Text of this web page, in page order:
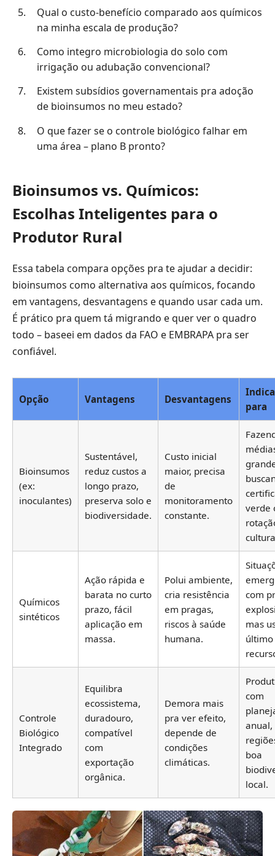
Qual o custo-benefício comparado aos químicos
na minha escala de produção?
Como integro microbiologia do solo com
irrigação ou adubação convencional?
Existem subsídios governamentais pra adoção
de bioinsumos no meu estado?
O que fazer se o controle biológico falhar em
uma área – plano B pronto?
Bioinsumos vs. Químicos:
Escolhas Inteligentes para o
Produtor Rural
Essa tabela compara opções pra te ajudar a decidir:
bioinsumos como alternativa aos químicos, focando
em vantagens, desvantagens e quando usar cada um.
É prático pra quem tá migrando e quer ver o quadro
todo – baseei em dados da FAO e EMBRAPA pra ser
confiável.
Opção Vantagens Desvantagens
para
Bioinsumos
(ex:
inoculantes)
Sustentável,
reduz custos a
longo prazo,
preserva solo e
biodiversidade.
Custo inicial
maior, precisa
de
monitoramento
constante.
verde
Químicos
sintéticos
Ação rápida e
barata no curto
prazo, fácil
aplicação em
massa.
Polui ambiente,
cria resistência
em pragas,
riscos à saúde
humana.
com
mas
último
Controle
Biológico
Integrado
Equilibra
ecossistema,
duradouro,
compatível
com
exportação
orgânica.
Demora mais
pra ver efeito,
depende de
condições
climáticas.
com
anual,
boa
local.